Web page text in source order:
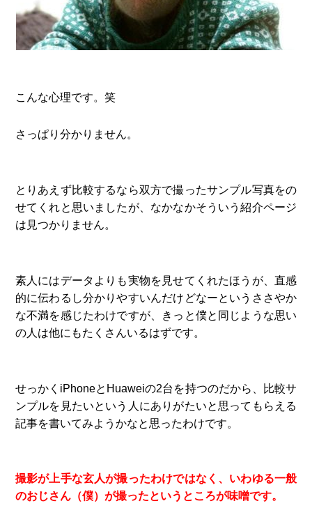
こんな心理です。笑
さっぱり分かりません。
とりあえず比較するなら双方で撮ったサンプル写真をの
せてくれと思いましたが、なかなかそういう紹介ページ
は見つかりません。
素人にはデータよりも実物を見せてくれたほうが、直感
的に伝わるし分かりやすいんだけどなーというささやか
な不満を感じたわけですが、きっと僕と同じような思い
の人は他にもたくさんいるはずです。
せっかくiPhoneとHuaweiの2台を持つのだから、比較サ
ンプルを見たいという人にありがたいと思ってもらえる
記事を書いてみようかなと思ったわけです。
撮影が上手な玄人が撮ったわけではなく、いわゆる一般
のおじさん（僕）が撮ったというところが味噌です。